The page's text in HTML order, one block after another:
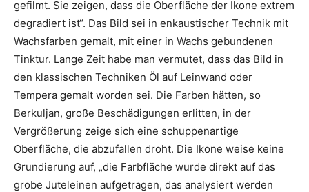
gefilmt. Sie zeigen, dass die Oberfläche der Ikone extrem
degradiert ist“. Das Bild sei in enkaustischer Technik mit
Wachsfarben gemalt, mit einer in Wachs gebundenen
Tinktur. Lange Zeit habe man vermutet, dass das Bild in
den klassischen Techniken Öl auf Leinwand oder
Tempera gemalt worden sei. Die Farben hätten, so
Berkuljan, große Beschädigungen erlitten, in der
Vergrößerung zeige sich eine schuppenartige
Oberfläche, die abzufallen droht. Die Ikone weise keine
Grundierung auf, „die Farbfläche wurde direkt auf das
grobe Juteleinen aufgetragen, das analysiert werden